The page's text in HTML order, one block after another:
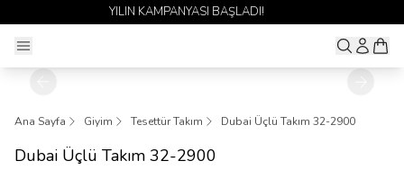
1 ALANA 1 BEDAVA YAYINDA 🎉
Ana Sayfa Giyim Tesettür Takım Dubai Üçlü Takım 32-2900
Dubai Üçlü Takım 32-2900